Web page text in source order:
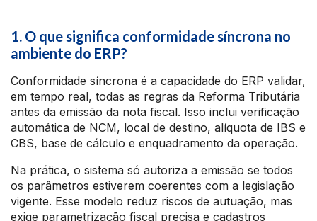
1. O que significa conformidade síncrona no
ambiente do ERP?
Conformidade síncrona é a capacidade do ERP validar,
em tempo real, todas as regras da Reforma Tributária
antes da emissão da nota fiscal. Isso inclui verificação
automática de NCM, local de destino, alíquota de IBS e
CBS, base de cálculo e enquadramento da operação.
Na prática, o sistema só autoriza a emissão se todos
os parâmetros estiverem coerentes com a legislação
vigente. Esse modelo reduz riscos de autuação, mas
exige parametrização fiscal precisa e cadastros